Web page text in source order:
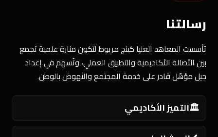
رسالتنا
تأسست المعاهد العليا كينج مريوط لتكون منارة علمية تجمع
بين الأصالة الأكاديمية والتطبيق العملي، وتُسهم في إعداد
جيل مؤهّل قادر على خدمة المجتمع والنهوض بالوطن.
🏛️التميز الأكاديمي